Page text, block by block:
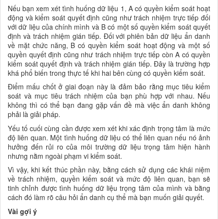
Nếu bạn xem xét tình huống dữ liệu 1, A có quyền kiểm soát hoạt
động và kiểm soát quyết định cũng như trách nhiệm trực tiếp đối
với dữ liệu của chính mình và B có một số quyền kiểm soát quyết
định và trách nhiệm gián tiếp. Đối với phiên bản dữ liệu ẩn danh
về mặt chức năng, B có quyền kiểm soát hoạt động và một số
quyền quyết định cũng như trách nhiệm trực tiếp còn A có quyền
kiểm soát quyết định và trách nhiệm gián tiếp. Đây là trường hợp
khá phổ biến trong thực tế khi hai bên cùng có quyền kiểm soát.
Điểm mấu chốt ở giai đoạn này là đảm bảo rằng mục tiêu kiểm
soát và mục tiêu trách nhiệm của bạn phù hợp với nhau. Nếu
không thì có thể bạn đang gặp vấn đề mà việc ẩn danh không
phải là giải pháp.
Yếu tố cuối cùng cần được xem xét khi xác định trọng tâm là mức
độ liên quan. Một tình huống dữ liệu có thể liên quan nếu nó ảnh
hưởng đến rủi ro của môi trường dữ liệu trọng tâm hiện hành
nhưng nằm ngoài phạm vi kiểm soát.
Vì vậy, khi kết thúc phần này, bằng cách sử dụng các khái niệm
về trách nhiệm, quyền kiểm soát và mức độ liên quan, bạn sẽ
tinh chỉnh được tình huống dữ liệu trọng tâm của mình và bằng
cách đó làm rõ câu hỏi ẩn danh cụ thể mà bạn muốn giải quyết.
Vài gợi ý